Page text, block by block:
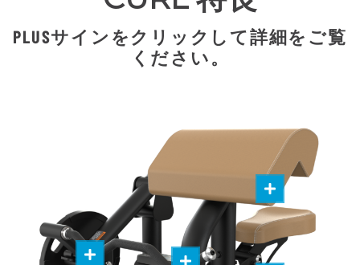
PLUSサインをクリックして詳細をご覧
ください。